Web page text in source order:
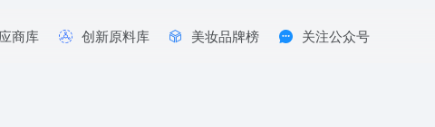
商库 创新原料库 美妆品牌榜 关注公众号